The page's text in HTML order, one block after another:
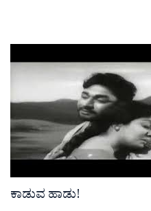
ಕಾಡುವ ಹಾಡು!